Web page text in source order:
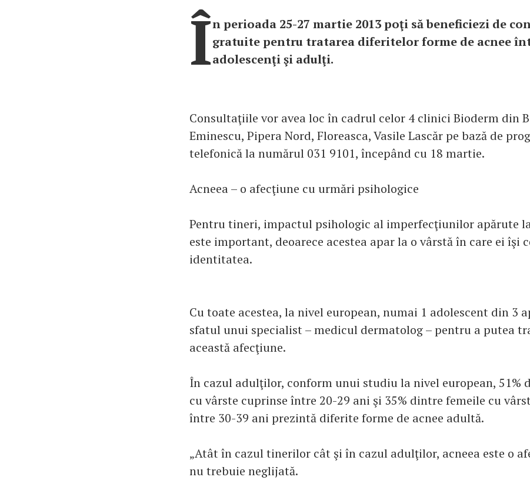
În perioada 25-27 martie 2013 poţi să beneficiezi de
gratuite pentru tratarea diferitelor forme de acnee
adolescenţi şi adulţi.
Consultaţiile vor avea loc în cadrul celor 4 clinici Bioderm din
Eminescu, Pipera Nord, Floreasca, Vasile Lascăr pe bază de
telefonică la numărul 031 9101, începând cu 18 martie.
Acneea – o afecţiune cu urmări psihologice
Pentru tineri, impactul psihologic al imperfecţiunilor apărute
este important, deoarece acestea apar la o vârstă în care ei îşi
identitatea.
Cu toate acestea, la nivel european, numai 1 adolescent din 3
sfatul unui specialist – medicul dermatolog – pentru a putea
această afecţiune.
În cazul adulţilor, conform unui studiu la nivel european, 51%
cu vârste cuprinse între 20-29 ani şi 35% dintre femeile cu
între 30-39 ani prezintă diferite forme de acnee adultă.
„Atât în cazul tinerilor cât şi în cazul adulţilor, acneea este o
nu trebuie neglijată.